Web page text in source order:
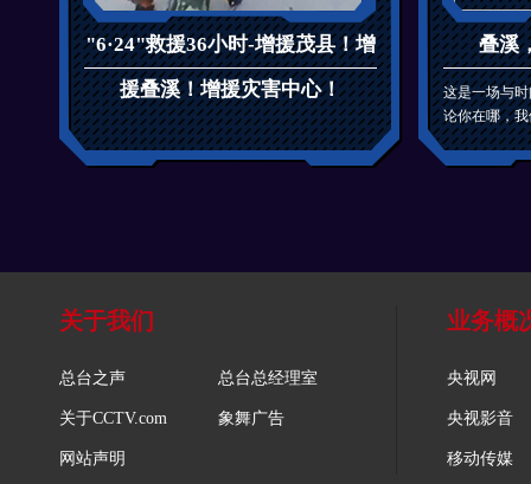
"6·24"救援36小时-增援茂县！增
援叠溪！增援灾害中心！
叠溪
这是一场与
论你在哪，
关于我们
总台之声 总台总经理室
关于CCTV.com 象舞广告
网站声明
业务概
央视网
央视影音
移动传媒